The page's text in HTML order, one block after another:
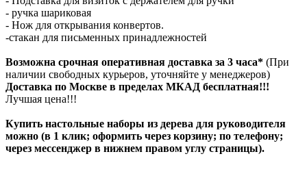
- ручка шариковая
- Нож для открывания конвертов.
-стакан для письменных принадлежностей
Возможна срочная оперативная доставка за 3 часа* (При
наличии свободных курьеров, уточняйте у менеджеров)
Доставка по Москве в пределах МКАД бесплатная!!!
Лучшая цена!!!
Купить настольные наборы из дерева для руководителя
можно (в 1 клик; оформить через корзину; по телефону;
через мессенджер в нижнем правом углу страницы).